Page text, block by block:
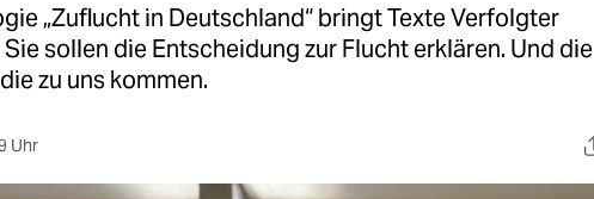
„Zuflucht in Deutschland“ bringt Texte Verfolgter
sollen die Entscheidung zur Flucht erklären. Und die
zu uns kommen.
Uhr